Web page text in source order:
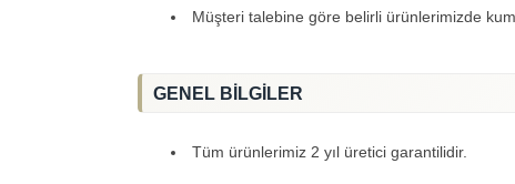
Müşteri talebine göre belirli ürünlerimizde
GENEL BİLGİLER
Tüm ürünlerimiz 2 yıl üretici garantilidir.